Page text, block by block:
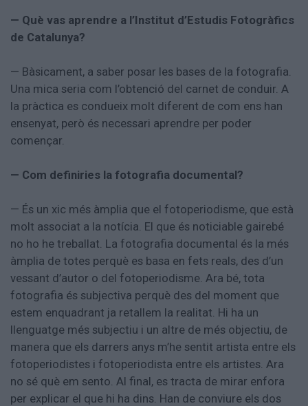
— Què vas aprendre a l’Institut d’Estudis Fotogràfics
de Catalunya?
— Bàsicament, a saber posar les bases de la fotografia.
Una mica seria com l’obtenció del carnet de conduir. A
la pràctica es condueix molt diferent de com ens han
ensenyat, però és necessari aprendre per poder
començar.
— Com definiries la fotografia documental?
— És un xic més àmplia que el fotoperiodisme, que està
molt associat a la notícia. El que és noticiable gairebé
no ho he treballat. La fotografia documental és la més
àmplia de totes perquè es basa en fets reals, des d’un
vessant d’autor o del fotoperiodisme. Ara bé, tota
fotografia és subjectiva perquè des del moment que
estem enquadrant ja retallem la realitat. Hi ha un
llenguatge més subjectiu i un altre de més objectiu, de
manera que els darrers anys m’he sentit artista entre els
fotoperiodistes i fotoperiodista entre els artistes. Ara
no sé què em sento. Al final, es tracta de mirar enfora
per explicar el que hi ha dins. Han de conviure els dos